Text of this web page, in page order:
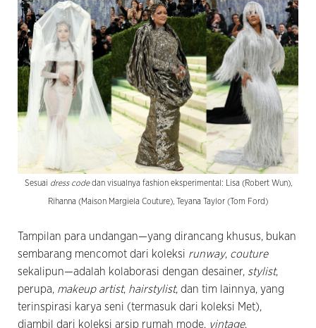
Sesuai dress codedan visualnya fashion eksperimental: Lisa (Robert Wun),
Rihanna (Maison Margiela Couture), Teyana Taylor (Tom Ford)
Tampilan para undangan—yang dirancang khusus, bukan
sembarang mencomot dari koleksi runway, couture
sekalipun—adalah kolaborasi dengan desainer, stylist,
perupa, makeup artist, hairstylist, dan tim lainnya, yang
terinspirasi karya seni (termasuk dari koleksi Met),
diambil dari koleksi arsip rumah mode, vintage,